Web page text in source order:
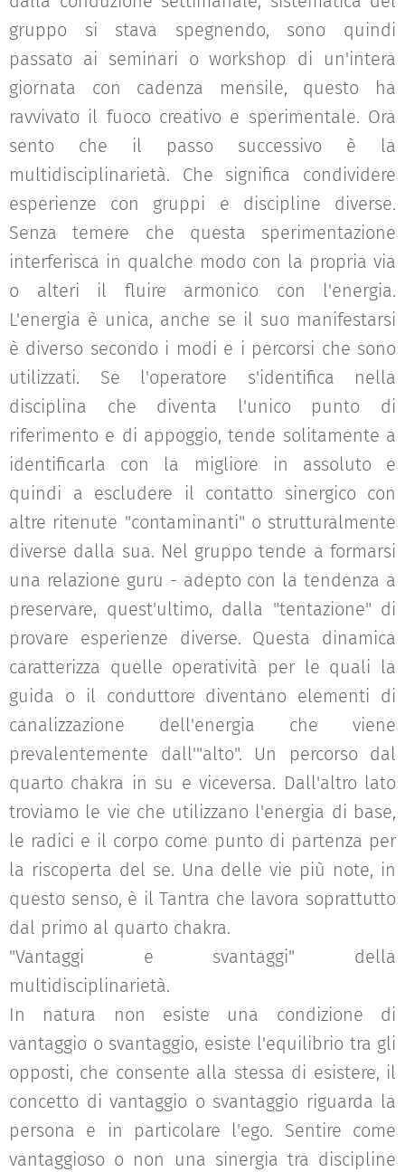
gruppo si stava spegnendo, sono quindi
passato ai seminari o workshop di un'intera
giornata con cadenza mensile, questo ha
ravvivato il fuoco creativo e sperimentale. Ora
sento che il passo successivo è la
multidisciplinarietà. Che significa condividere
esperienze con gruppi e discipline diverse.
Senza temere che questa sperimentazione
interferisca in qualche modo con la propria via
o alteri il fluire armonico con l'energia.
L'energia è unica, anche se il suo manifestarsi
è diverso secondo i modi e i percorsi che sono
utilizzati. Se l'operatore s'identifica nella
disciplina che diventa l'unico punto di
riferimento e di appoggio, tende solitamente a
identificarla con la migliore in assoluto e
quindi a escludere il contatto sinergico con
altre ritenute "contaminanti" o strutturalmente
diverse dalla sua. Nel gruppo tende a formarsi
una relazione guru - adepto con la tendenza a
preservare, quest'ultimo, dalla "tentazione" di
provare esperienze diverse. Questa dinamica
caratterizza quelle operatività per le quali la
guida o il conduttore diventano elementi di
canalizzazione dell'energia che viene
prevalentemente dall'"alto". Un percorso dal
quarto chakra in su e viceversa. Dall'altro lato
troviamo le vie che utilizzano l'energia di base,
le radici e il corpo come punto di partenza per
la riscoperta del se. Una delle vie più note, in
questo senso, è il Tantra che lavora soprattutto
dal primo al quarto chakra.
"Vantaggi e svantaggi" della
multidisciplinarietà.
In natura non esiste una condizione di
vantaggio o svantaggio, esiste l'equilibrio tra gli
opposti, che consente alla stessa di esistere, il
concetto di vantaggio o svantaggio riguarda la
persona e in particolare l'ego. Sentire come
vantaggioso o non una sinergia tra discipline